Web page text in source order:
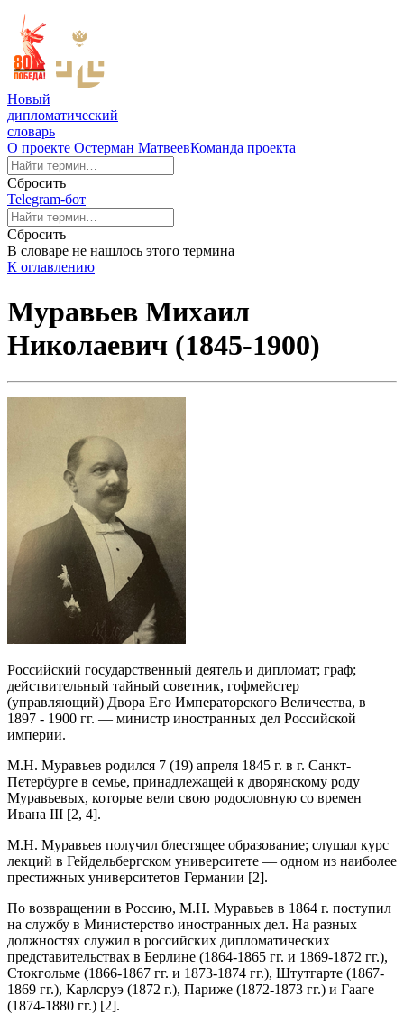
Новый
дипломатический
словарь
О проекте Остерман МатвеевКоманда проекта
Сбросить
Telegram-бот
Сбросить
В словаре не нашлось этого термина
К оглавлению
Муравьев Михаил
Николаевич (1845-1900)
Российский государственный деятель и дипломат; граф;
действительный тайный советник, гофмейстер
(управляющий) Двора Его Императорского Величества, в
1897 - 1900 гг. — министр иностранных дел Российской
империи.
М.Н. Муравьев родился 7 (19) апреля 1845 г. в г. Санкт-
Петербурге в семье, принадлежащей к дворянскому роду
Муравьевых, которые вели свою родословную со времен
Ивана III [2, 4].
М.Н. Муравьев получил блестящее образование; слушал курс
лекций в Гейдельбергском университете — одном из наиболее
престижных университетов Германии [2].
По возвращении в Россию, М.Н. Муравьев в 1864 г. поступил
на службу в Министерство иностранных дел. На разных
должностях служил в российских дипломатических
представительствах в Берлине (1864-1865 гг. и 1869-1872 гг.),
Стокгольме (1866-1867 гг. и 1873-1874 гг.), Штутгарте (1867-
1869 гг.), Карлсруэ (1872 г.), Париже (1872-1873 гг.) и Гааге
(1874-1880 гг.) [2].